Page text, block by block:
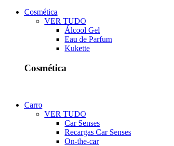
Cosmética
VER TUDO
Álcool Gel
Eau de Parfum
Kukette
Cosmética
Carro
VER TUDO
Car Senses
Recargas Car Senses
On-the-car